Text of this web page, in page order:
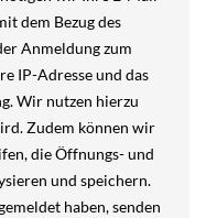
dem Bezug des
Anmeldung zum
IP-Adresse und das
Wir nutzen hierzu
Zudem können wir
die Öffnungs- und
und speichern.
haben, senden